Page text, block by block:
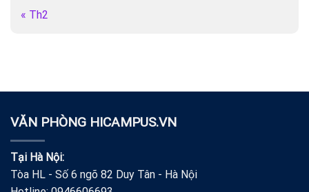
« Th2
VĂN PHÒNG HICAMPUS.VN
Tại Hà Nội:
Tòa HL - Số 6 ngõ 82 Duy Tân - Hà Nội